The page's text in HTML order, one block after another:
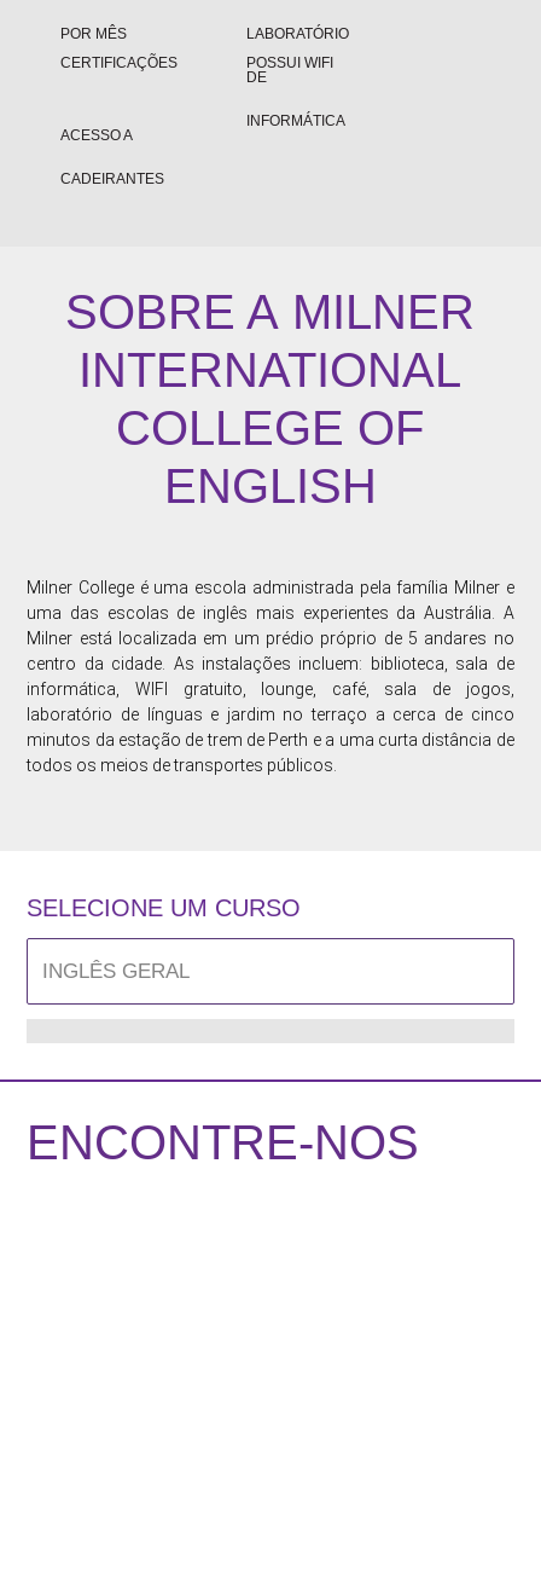
POR MÊS LABORATÓRIO
DE
INFORMÁTICA
CERTIFICAÇÕES POSSUI WIFI
ACESSO A
CADEIRANTES
SOBRE A MILNER
INTERNATIONAL
COLLEGE OF
ENGLISH
Milner College é uma escola administrada pela família Milner e
uma das escolas de inglês mais experientes da Austrália. A
Milner está localizada em um prédio próprio de 5 andares no
centro da cidade. As instalações incluem: biblioteca, sala de
informática, WIFI gratuito, lounge, café, sala de jogos,
laboratório de línguas e jardim no terraço a cerca de cinco
minutos da estação de trem de Perth e a uma curta distância de
todos os meios de transportes públicos.
SELECIONE UM CURSO
ENCONTRE-NOS